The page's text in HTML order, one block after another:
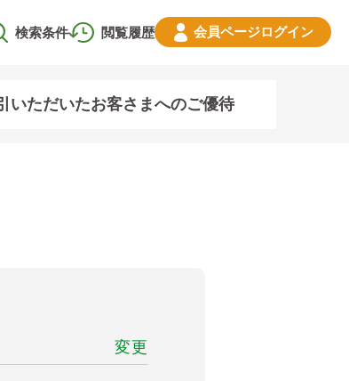
閲覧履歴
検索条件 会員ページログイン
いただいたお客さまへのご優待
変更